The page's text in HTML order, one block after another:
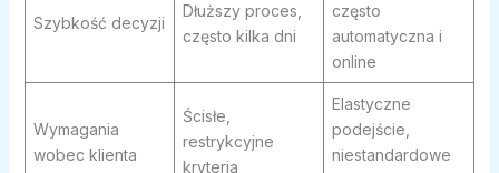
Szybkość decyzji
Dłuższy proces,
często kilka dni
często
automatyczna i
online
Wymagania
wobec klienta
Ścisłe,
restrykcyjne
kryteria
Elastyczne
podejście,
niestandardowe